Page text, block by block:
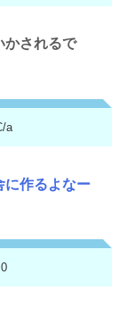
かされるで
a
に作るよなー